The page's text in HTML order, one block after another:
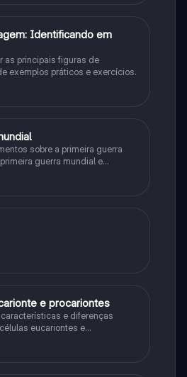
Identificando em
as principais figuras de
exemplos práticos e exercícios.
sobre a primeira guerra
guerra mundial e
Guerra Mundial, fases da
e procariontes
e diferenças
eucariontes e